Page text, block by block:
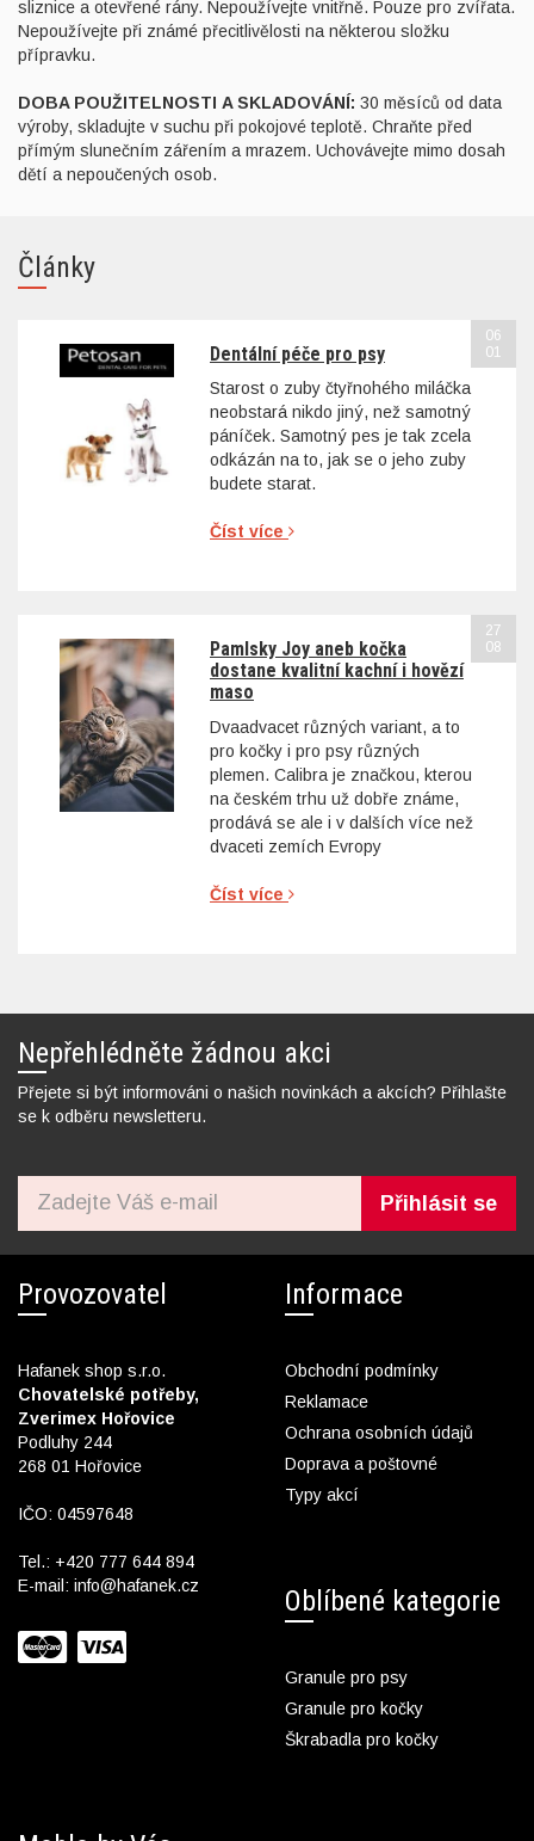
sliznice a otevřené rány. Nepoužívejte vnitřně. Pouze pro zvířata.
Nepoužívejte při známé přecitlivělosti na některou složku
přípravku.
DOBA POUŽITELNOSTI A SKLADOVÁNÍ: 30 měsíců od data
výroby, skladujte v suchu při pokojové teplotě. Chraňte před
přímým slunečním zářením a mrazem. Uchovávejte mimo dosah
dětí a nepoučených osob.
Články
Dentální péče pro psy
Starost o zuby čtyřnohého miláčka
neobstará nikdo jiný, než samotný
páníček. Samotný pes je tak zcela
odkázán na to, jak se o jeho zuby
budete starat.
Číst více
06
01
Pamlsky Joy aneb kočka
dostane kvalitní kachní i hovězí
maso
Dvaadvacet různých variant, a to
pro kočky i pro psy různých
plemen. Calibra je značkou, kterou
na českém trhu už dobře známe,
prodává se ale i v dalších více než
dvaceti zemích Evropy
Číst více
27
08
Nepřehlédněte žádnou akci
Přejete si být informováni o našich novinkách a akcích? Přihlašte
se k odběru newsletteru.
Přihlásit se
Provozovatel
Hafanek shop s.r.o.
Chovatelské potřeby,
Zverimex Hořovice
Podluhy 244
268 01 Hořovice
IČO: 04597648
Tel.: +420 777 644 894
E-mail: info@hafanek.cz
Informace
Obchodní podmínky
Reklamace
Ochrana osobních údajů
Doprava a poštovné
Typy akcí
Oblíbené kategorie
Granule pro psy
Granule pro kočky
Škrabadla pro kočky